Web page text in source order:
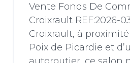
Vente Fonds De
Croixrault REF:2026-
Croixrault, à
Poix de Picardie et